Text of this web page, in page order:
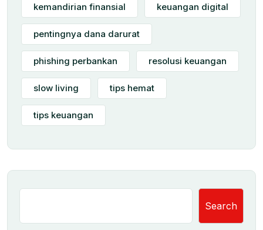
kemandirian finansial keuangan digital
pentingnya dana darurat
phishing perbankan resolusi keuangan
slow living tips hemat
tips keuangan
Search